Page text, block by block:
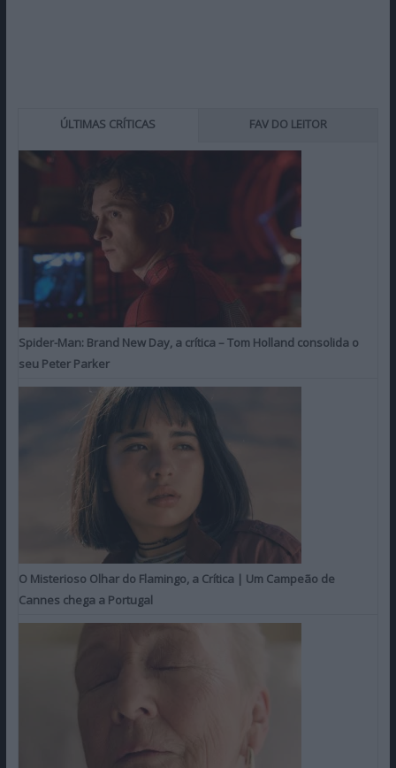
ÚLTIMAS CRÍTICAS FAV DO LEITOR
Spider-Man: Brand New Day, a crítica – Tom Holland consolida o
seu Peter Parker
O Misterioso Olhar do Flamingo, a Crítica | Um Campeão de
Cannes chega a Portugal